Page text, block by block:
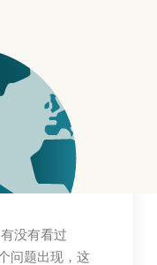
外，那就属
因为 Netflix
在台湾的你
原创电影或影
全部你想看
没有看过
问题出现，这